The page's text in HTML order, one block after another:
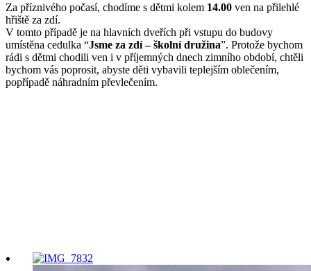
Za příznivého počasí, chodíme s dětmi kolem 14.00 ven na přilehlé
hřiště za zdí.
V tomto případě je na hlavních dveřích při vstupu do budovy
umístěna cedulka “Jsme za zdí – školní družina”. Protože bychom
rádi s dětmi chodili ven i v příjemných dnech zimního období, chtěli
bychom vás poprosit, abyste děti vybavili teplejším oblečením,
popřípadě náhradním převlečením.